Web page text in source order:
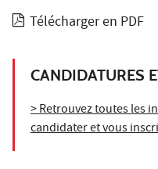
Télécharger en PDF
CANDIDATURES
> Retrouvez toutes les
candidater et vous